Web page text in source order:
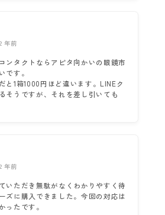
2 年前
ンタクトならアピタ向かいの眼鏡市
です。
と1箱1000円ほど違います。LINEク
そうですが、それを差し引いても
2 年前
いただき無駄がなくわかりやすく待
ズに購入できました。今回の対応は
ったです。